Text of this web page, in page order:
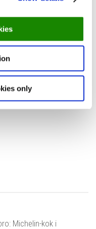
only
i kast med en
V
Michelin-kok i